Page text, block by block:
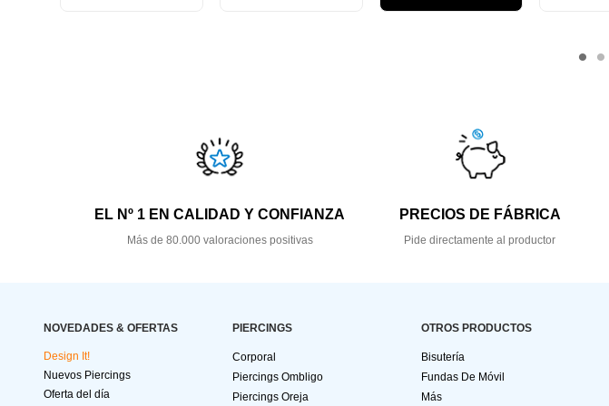
EL Nº 1 EN CALIDAD Y CONFIANZA
Más de 80.000 valoraciones positivas
PRECIOS DE FÁBRICA
Pide directamente al productor
NOVEDADES & OFERTAS
Design It!
Nuevos Piercings
Oferta del día
PIERCINGS
Corporal
Piercings Ombligo
Piercings Oreja
OTROS PRODUCTOS
Bisutería
Fundas De Móvil
Más